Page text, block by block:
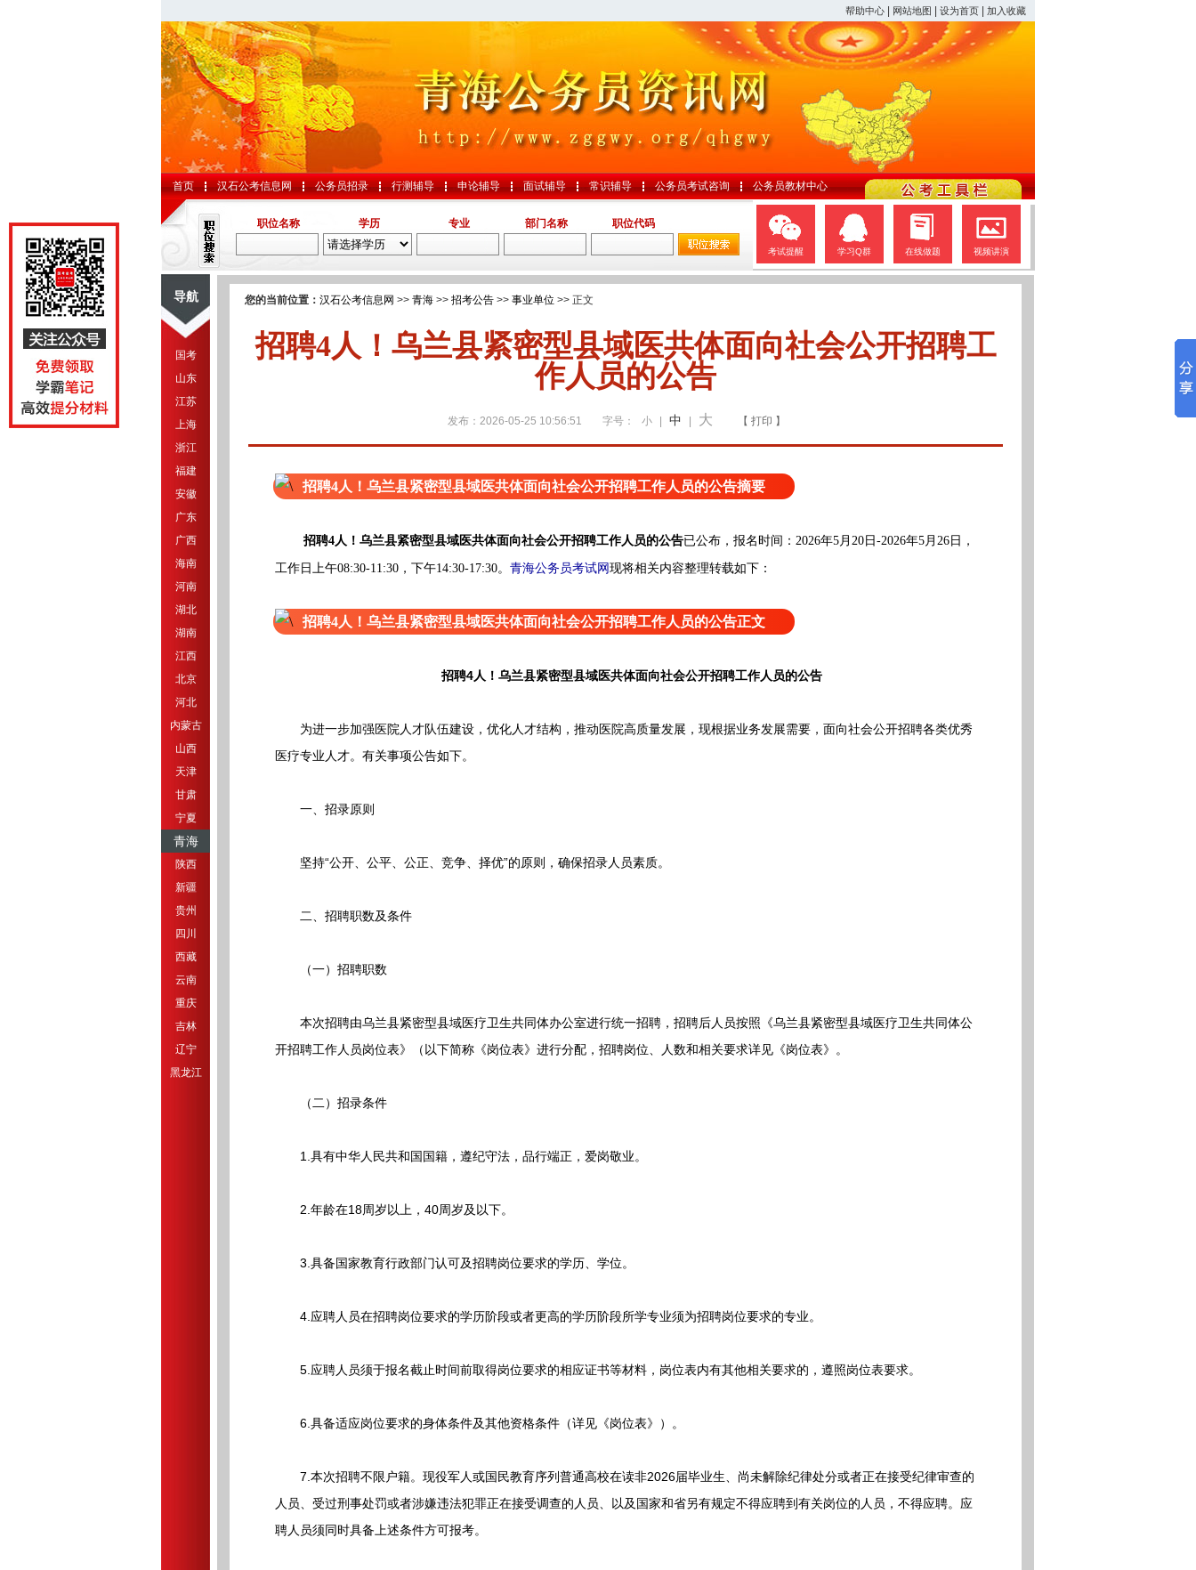
帮助中心 网站地图 设为首页 加入收藏
首页 汉石公考信息网 公务员招录 行测辅导 申论辅导 面试辅导 常识辅导 公务员考试咨询 公务员教材中心
职位名称 学历 专业 部门名称 职位代码
考试提醒 学习Q群 在线做题 视频讲演
导航
国考
山东
江苏
上海
浙江
福建
安徽
广东
广西
海南
河南
湖北
湖南
江西
北京
河北
内蒙古
山西
天津
甘肃
宁夏
青海
陕西
新疆
贵州
四川
西藏
云南
重庆
吉林
辽宁
黑龙江
您的当前位置： 汉石公考信息网 >> 青海 >> 招考公告 >> 事业单位 >> 正文
招聘4人！乌兰县紧密型县域医共体面向社会公开招聘工
作人员的公告
发布：2026-05-25 10:56:51 字号： 小 中 大 【 打印 】
招聘4人！乌兰县紧密型县域医共体面向社会公开招聘工作人员的公告摘要
招聘4人！乌兰县紧密型县域医共体面向社会公开招聘工作人员的公告已公布，报名时间：2026年5月20日-2026年5月26日，
工作日上午08:30-11:30，下午14:30-17:30。 青海公务员考试网现将相关内容整理转载如下：
招聘4人！乌兰县紧密型县域医共体面向社会公开招聘工作人员的公告正文
招聘4人！乌兰县紧密型县域医共体面向社会公开招聘工作人员的公告
为进一步加强医院人才队伍建设，优化人才结构，推动医院高质量发展，现根据业务发展需要，面向社会公开招聘各类优秀
医疗专业人才。有关事项公告如下。
一、招录原则
坚持“公开、公平、公正、竞争、择优”的原则，确保招录人员素质。
二、招聘职数及条件
（一）招聘职数
本次招聘由乌兰县紧密型县域医疗卫生共同体办公室进行统一招聘，招聘后人员按照《乌兰县紧密型县域医疗卫生共同体公
开招聘工作人员岗位表》（以下简称《岗位表》进行分配，招聘岗位、人数和相关要求详见《岗位表》。
（二）招录条件
1.具有中华人民共和国国籍，遵纪守法，品行端正，爱岗敬业。
2.年龄在18周岁以上，40周岁及以下。
3.具备国家教育行政部门认可及招聘岗位要求的学历、学位。
4.应聘人员在招聘岗位要求的学历阶段或者更高的学历阶段所学专业须为招聘岗位要求的专业。
5.应聘人员须于报名截止时间前取得岗位要求的相应证书等材料，岗位表内有其他相关要求的，遵照岗位表要求。
6.具备适应岗位要求的身体条件及其他资格条件（详见《岗位表》）。
7.本次招聘不限户籍。现役军人或国民教育序列普通高校在读非2026届毕业生、尚未解除纪律处分或者正在接受纪律审查的
人员、受过刑事处罚或者涉嫌违法犯罪正在接受调查的人员、以及国家和省另有规定不得应聘到有关岗位的人员，不得应聘。应
聘人员须同时具备上述条件方可报考。